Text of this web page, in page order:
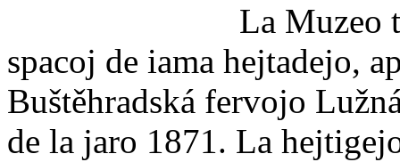
La Muzeo
spacoj de iama hejtadejo,
Buštěhradská fervojo
de la jaro 1871. La